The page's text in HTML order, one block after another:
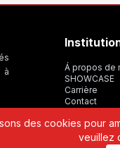
à
Á propos de
SHOWCASE
Carrière
Contact
des cookies pour
veuillez